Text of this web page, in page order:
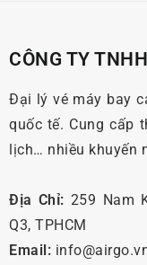
CÔNG TY
Đại lý vé máy bay
quốc tế. Cung cấp
lịch… nhiều khuyến
Địa Chỉ: 259 Nam
Q3, TPHCM
Email: